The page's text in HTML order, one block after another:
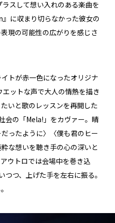
スして想い入れのある楽曲を
に収まり切らなかった彼女の
現の可能性の広がりを感じさ
トが赤一色になったオリジナ
エットな声で大人の情熱を描き
いと歌のレッスンを再開した
会の「Mela!」をカヴァー。晴
ったように〉〈僕も君のヒー
な想いを聴き手の心の深いと
ウトロでは会場中を巻き込
つ、上げた手を左右に振る。